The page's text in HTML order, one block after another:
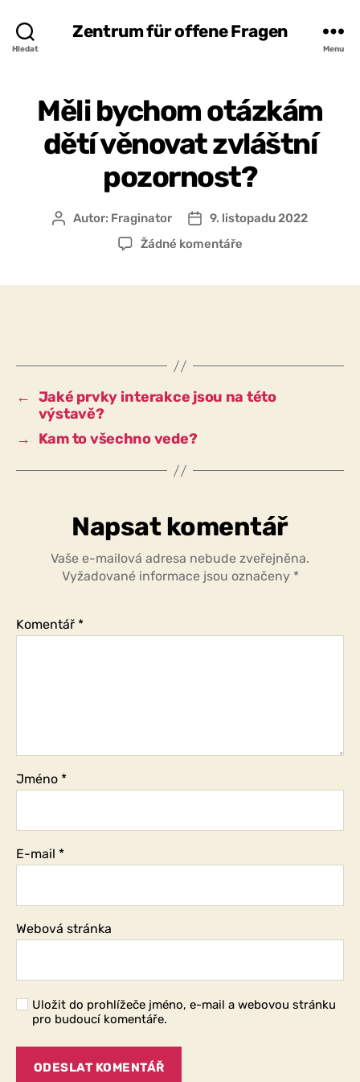
Hledat
Zentrum für offene Fragen
Menu
Měli bychom otázkám
dětí věnovat zvláštní
pozornost?
AutorAutor: Fraginator
Datum
příspěvku
9. listopadu 2022
Žádné komentářeu
dětí
zvláštní
← Jaké prvky interakce jsou na této
výstavě?
→
Kam to všechno vede?
Napsat komentář
Vaše e-mailová adresa nebude zveřejněna.
Vyžadované informace jsou označeny *
Komentář *
Jméno *
E-mail *
Webová stránka
Uložit do prohlížeče jméno, e-mail a webovou stránku
pro budoucí komentáře.